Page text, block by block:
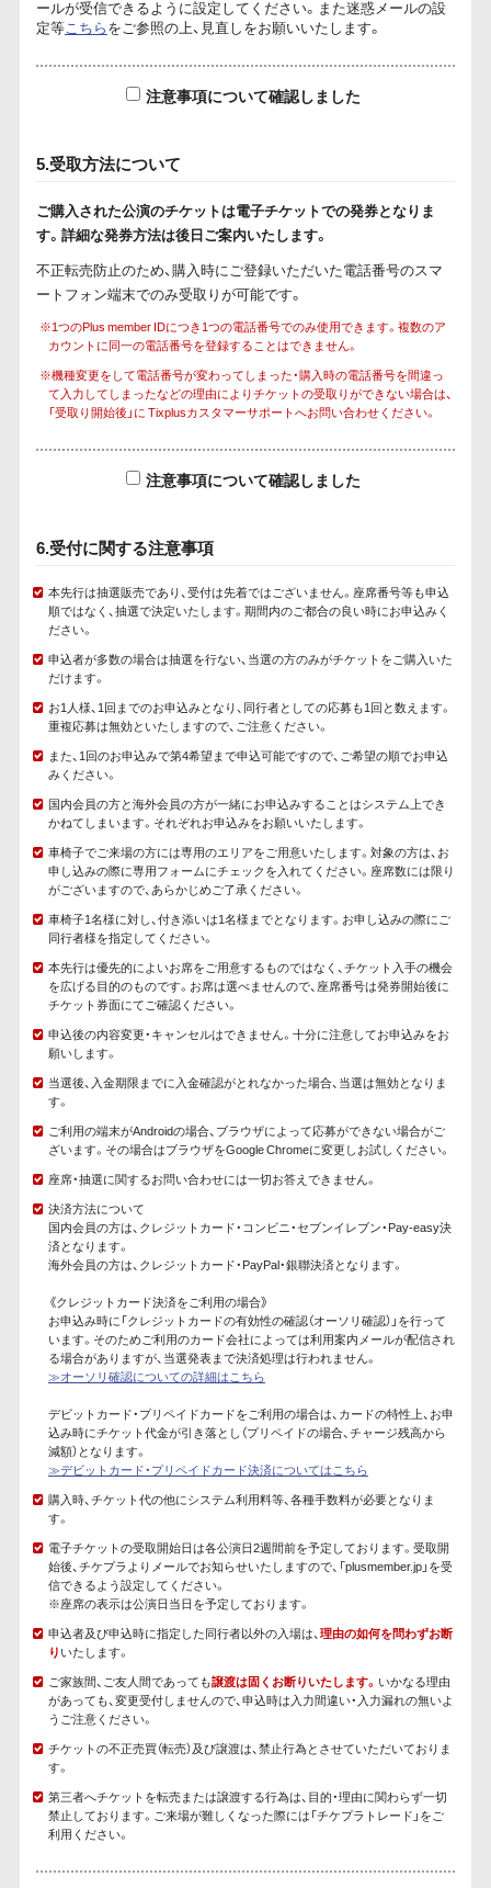
ールが受信できるように設定してください。また迷惑メールの設
定等こちらをご参照の上、見直しをお願いいたします。
注意事項について確認しました
5.受取方法について
ご購入された公演のチケットは電子チケットでの発券となりま
す。詳細な発券方法は後日ご案内いたします。
不正転売防止のため、購入時にご登録いただいた電話番号のスマ
ートフォン端末でのみ受取りが可能です。
※1つのPlus member IDにつき1つの電話番号でのみ使用できます。複数のア
カウントに同一の電話番号を登録することはできません。
※機種変更をして電話番号が変わってしまった・購入時の電話番号を間違っ
て入力してしまったなどの理由によりチケットの受取りができない場合は、
「受取り開始後」に Tixplusカスタマーサポートへお問い合わせください。
注意事項について確認しました
6.受付に関する注意事項
本先行は抽選販売であり、受付は先着ではございません。座席番号等も申込
順ではなく、抽選で決定いたします。期間内のご都合の良い時にお申込みく
ださい。
申込者が多数の場合は抽選を行ない、当選の方のみがチケットをご購入いた
だけます。
お1人様、1回までのお申込みとなり、同行者としての応募も1回と数えます。
重複応募は無効といたしますので、ご注意ください。
また、1回のお申込みで第4希望まで申込可能ですので、ご希望の順でお申込
みください。
国内会員の方と海外会員の方が一緒にお申込みすることはシステム上でき
かねてしまいます。それぞれお申込みをお願いいたします。
車椅子でご来場の方には専用のエリアをご用意いたします。対象の方は、お
申し込みの際に専用フォームにチェックを入れてください。座席数には限り
がございますので、あらかじめご了承ください。
車椅子1名様に対し、付き添いは1名様までとなります。お申し込みの際にご
同行者様を指定してください。
本先行は優先的によいお席をご用意するものではなく、チケット入手の機会
を広げる目的のものです。お席は選べませんので、座席番号は発券開始後に
チケット券面にてご確認ください。
申込後の内容変更・キャンセルはできません。十分に注意してお申込みをお
願いします。
当選後、入金期限までに入金確認がとれなかった場合、当選は無効となりま
す。
ご利用の端末がAndroidの場合、ブラウザによって応募ができない場合がご
ざいます。その場合はブラウザをGoogle Chromeに変更しお試しください。
座席・抽選に関するお問い合わせには一切お答えできません。
決済方法について
国内会員の方は、クレジットカード・コンビニ・セブンイレブン・Pay-easy決
済となります。
海外会員の方は、クレジットカード・PayPal・銀聯決済となります。
《クレジットカード決済をご利用の場合》
お申込み時に「クレジットカードの有効性の確認（オーソリ確認）」を行って
います。そのためご利用のカード会社によっては利用案内メールが配信され
る場合がありますが、当選発表まで決済処理は行われません。
≫オーソリ確認についての詳細はこちら
デビットカード・プリペイドカードをご利用の場合は、カードの特性上、お申
込み時にチケット代金が引き落とし（プリペイドの場合、チャージ残高から
減額）となります。
≫デビットカード・プリペイドカード決済についてはこちら
購入時、チケット代の他にシステム利用料等、各種手数料が必要となりま
す。
電子チケットの受取開始日は各公演日2週間前を予定しております。受取開
始後、チケプラよりメールでお知らせいたしますので、「plusmember.jp」を受
信できるよう設定してください。
※座席の表示は公演日当日を予定しております。
申込者及び申込時に指定した同行者以外の入場は、理由の如何を問わずお断
りいたします。
ご家族間、ご友人間であっても譲渡は固くお断りいたします。 いかなる理由
があっても、変更受付しませんので、申込時は入力間違い・入力漏れの無いよ
うご注意ください。
チケットの不正売買（転売）及び譲渡は、禁止行為とさせていただいておりま
す。
第三者へチケットを転売または譲渡する行為は、目的・理由に関わらず一切
禁止しております。ご来場が難しくなった際には「チケプラトレード」をご
利用ください。